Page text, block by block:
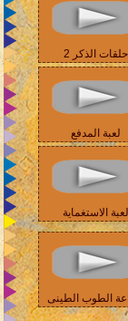
حلقات الذكر 2
لعبة المدفع
لعبة الاستغماية
الطوب الطينى